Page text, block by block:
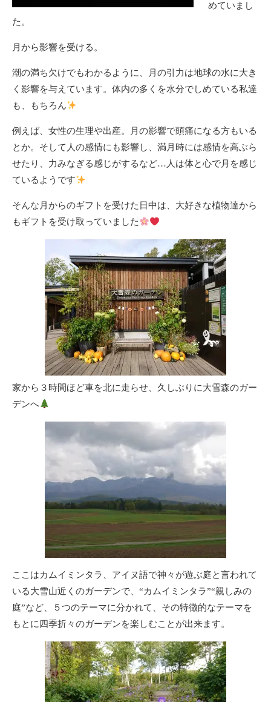
めていまし
た。
月から影響を受ける。
潮の満ち欠けでもわかるように、月の引力は地球の水に大き
く影響を与えています。体内の多くを水分でしめている私達
も、もちろん
例えば、女性の生理や出産。月の影響で頭痛になる方もいる
とか。そして人の感情にも影響し、満月時には感情を高ぶら
せたり、力みなぎる感じがするなど…人は体と心で月を感じ
ているようです
そんな月からのギフトを受けた日中は、大好きな植物達から
もギフトを受け取っていました
家から３時間ほど車を北に走らせ、久しぶりに大雪森のガー
デンへ
ここはカムイミンタラ、アイヌ語で神々が遊ぶ庭と言われて
いる大雪山近くのガーデンで、“カムイミンタラ”“親しみの
庭”など、５つのテーマに分かれて、その特徴的なテーマを
もとに四季折々のガーデンを楽しむことが出来ます。